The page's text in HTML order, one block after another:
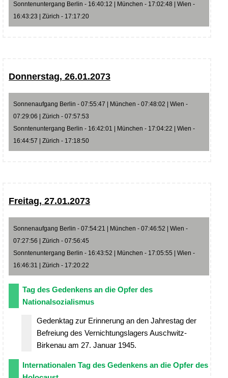
Sonntenuntergang Berlin - 16:40:12 | München - 17:02:48 | Wien -
16:43:23 | Zürich - 17:17:20
Donnerstag, 26.01.2073
Sonnenaufgang Berlin - 07:55:47 | München - 07:48:02 | Wien -
07:29:06 | Zürich - 07:57:53
Sonntenuntergang Berlin - 16:42:01 | München - 17:04:22 | Wien -
16:44:57 | Zürich - 17:18:50
Freitag, 27.01.2073
Sonnenaufgang Berlin - 07:54:21 | München - 07:46:52 | Wien -
07:27:56 | Zürich - 07:56:45
Sonntenuntergang Berlin - 16:43:52 | München - 17:05:55 | Wien -
16:46:31 | Zürich - 17:20:22
Tag des Gedenkens an die Opfer des
Nationalsozialismus
Gedenktag zur Erinnerung an den Jahrestag der
Befreiung des Vernichtungslagers Auschwitz-
Birkenau am 27. Januar 1945.
Internationalen Tag des Gedenkens an die Opfer des